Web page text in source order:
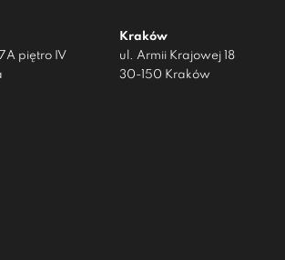
piętro IV
Kraków
ul. Armii Krajowej 18
30-150 Kraków